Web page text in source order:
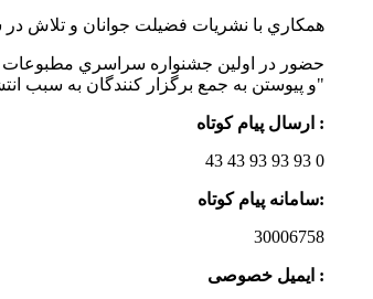
همكاري با نشريات فضيلت جوانان و تلاش در
و پيوستن به جمع برگزار كنندگان به سبب انتشار مطالب در ويژه‌نامه اردوي مذكور با نام "زيتون"
ارسال پیام کوتاه :
43 43 93 93 93 0
سامانه پيام كوتاه:
30006758
ایمیل خصوصی :